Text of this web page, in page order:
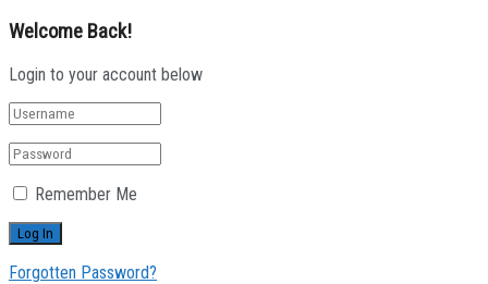
Welcome Back!
Login to your account below
Remember Me
Forgotten Password?